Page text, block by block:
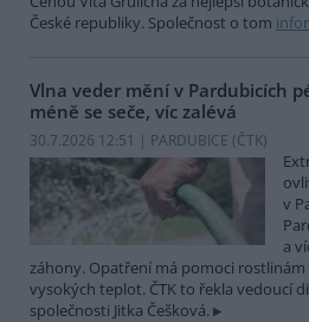
České republiky. Společnost o tom
Vlna veder mění v Pardubicích
méně se seče, víc zalévá
30.7.2026 12:51 | PARDUBICE (ČTK)
v
a
záhony. Opatření má pomoci
vysokých teplot. ČTK to řekla vedoucí
společnosti Jitka Češková.